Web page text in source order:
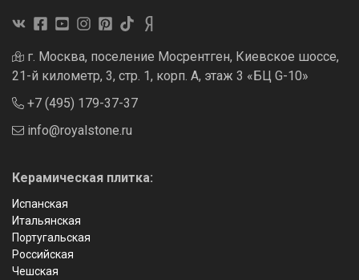
г. Москва, поселение Мосрентген, Киевское шоссе,
21-й километр, 3, стр. 1, корп. А, этаж 3 «БЦ G-10»
+7 (495) 179-37-37
info@royalstone.ru
Керамическая плитка:
Испанская
Итальянская
Португальская
Российская
Чешская